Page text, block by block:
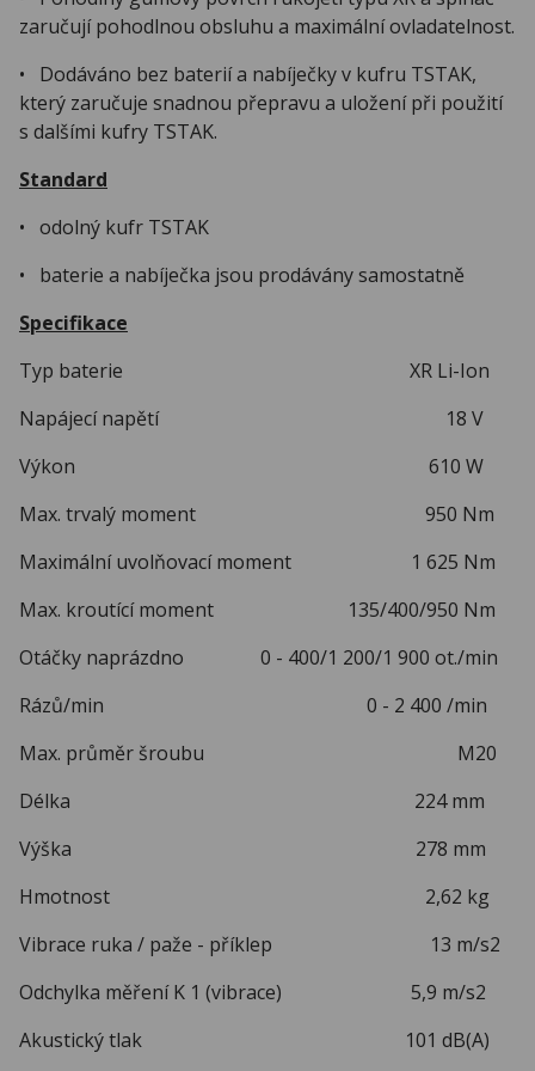
zaručují pohodlnou obsluhu a maximální ovladatelnost.
• Dodáváno bez baterií a nabíječky v kufru TSTAK,
který zaručuje snadnou přepravu a uložení při použití
s dalšími kufry TSTAK.
Standard
• odolný kufr TSTAK
• baterie a nabíječka jsou prodávány samostatně
Specifikace
Typ baterie XR Li-Ion
Napájecí napětí 18 V
Výkon 610 W
Max. trvalý moment 950 Nm
Maximální uvolňovací moment 1 625 Nm
Max. kroutící moment 135/400/950 Nm
Otáčky naprázdno 0 - 400/1 200/1 900 ot./min
Rázů/min 0 - 2 400 /min
Max. průměr šroubu M20
Délka 224 mm
Výška 278 mm
Hmotnost 2,62 kg
Vibrace ruka / paže - příklep 13 m/s2
Odchylka měření K 1 (vibrace) 5,9 m/s2
Akustický tlak 101 dB(A)